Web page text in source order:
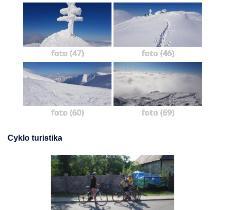
foto (47) foto (46)
foto (60) foto (69)
Cyklo turistika